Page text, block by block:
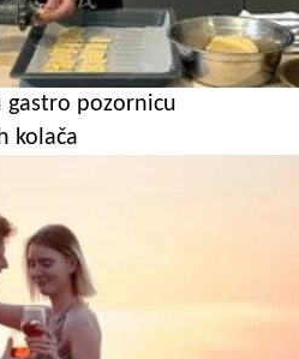
gastro pozornicu
kolača